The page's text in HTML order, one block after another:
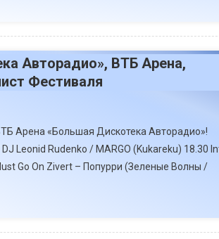
Авторадио», ВТБ Арена,
Фестиваля
Арена «Большая Дискотека Авторадио»!
Leonid Rudenko / MARGO (Kukareku) 18.30
Go On Zivert – Попурри (Зеленые Волны /